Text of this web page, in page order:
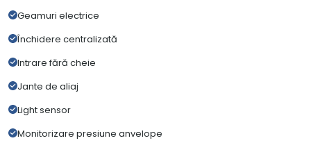
Geamuri electrice
Închidere centralizată
Intrare fără cheie
Jante de aliaj
Light sensor
Monitorizare presiune anvelope